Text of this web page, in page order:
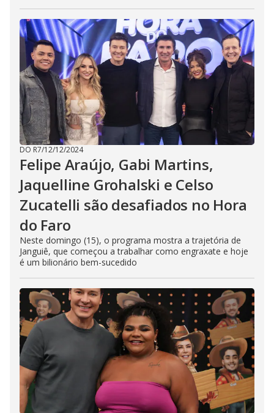
DO R7/12/12/2024
Felipe Araújo, Gabi Martins,
Jaquelline Grohalski e Celso
Zucatelli são desafiados no Hora
do Faro
Neste domingo (15), o programa mostra a trajetória de
Janguiê, que começou a trabalhar como engraxate e hoje
é um bilionário bem-sucedido